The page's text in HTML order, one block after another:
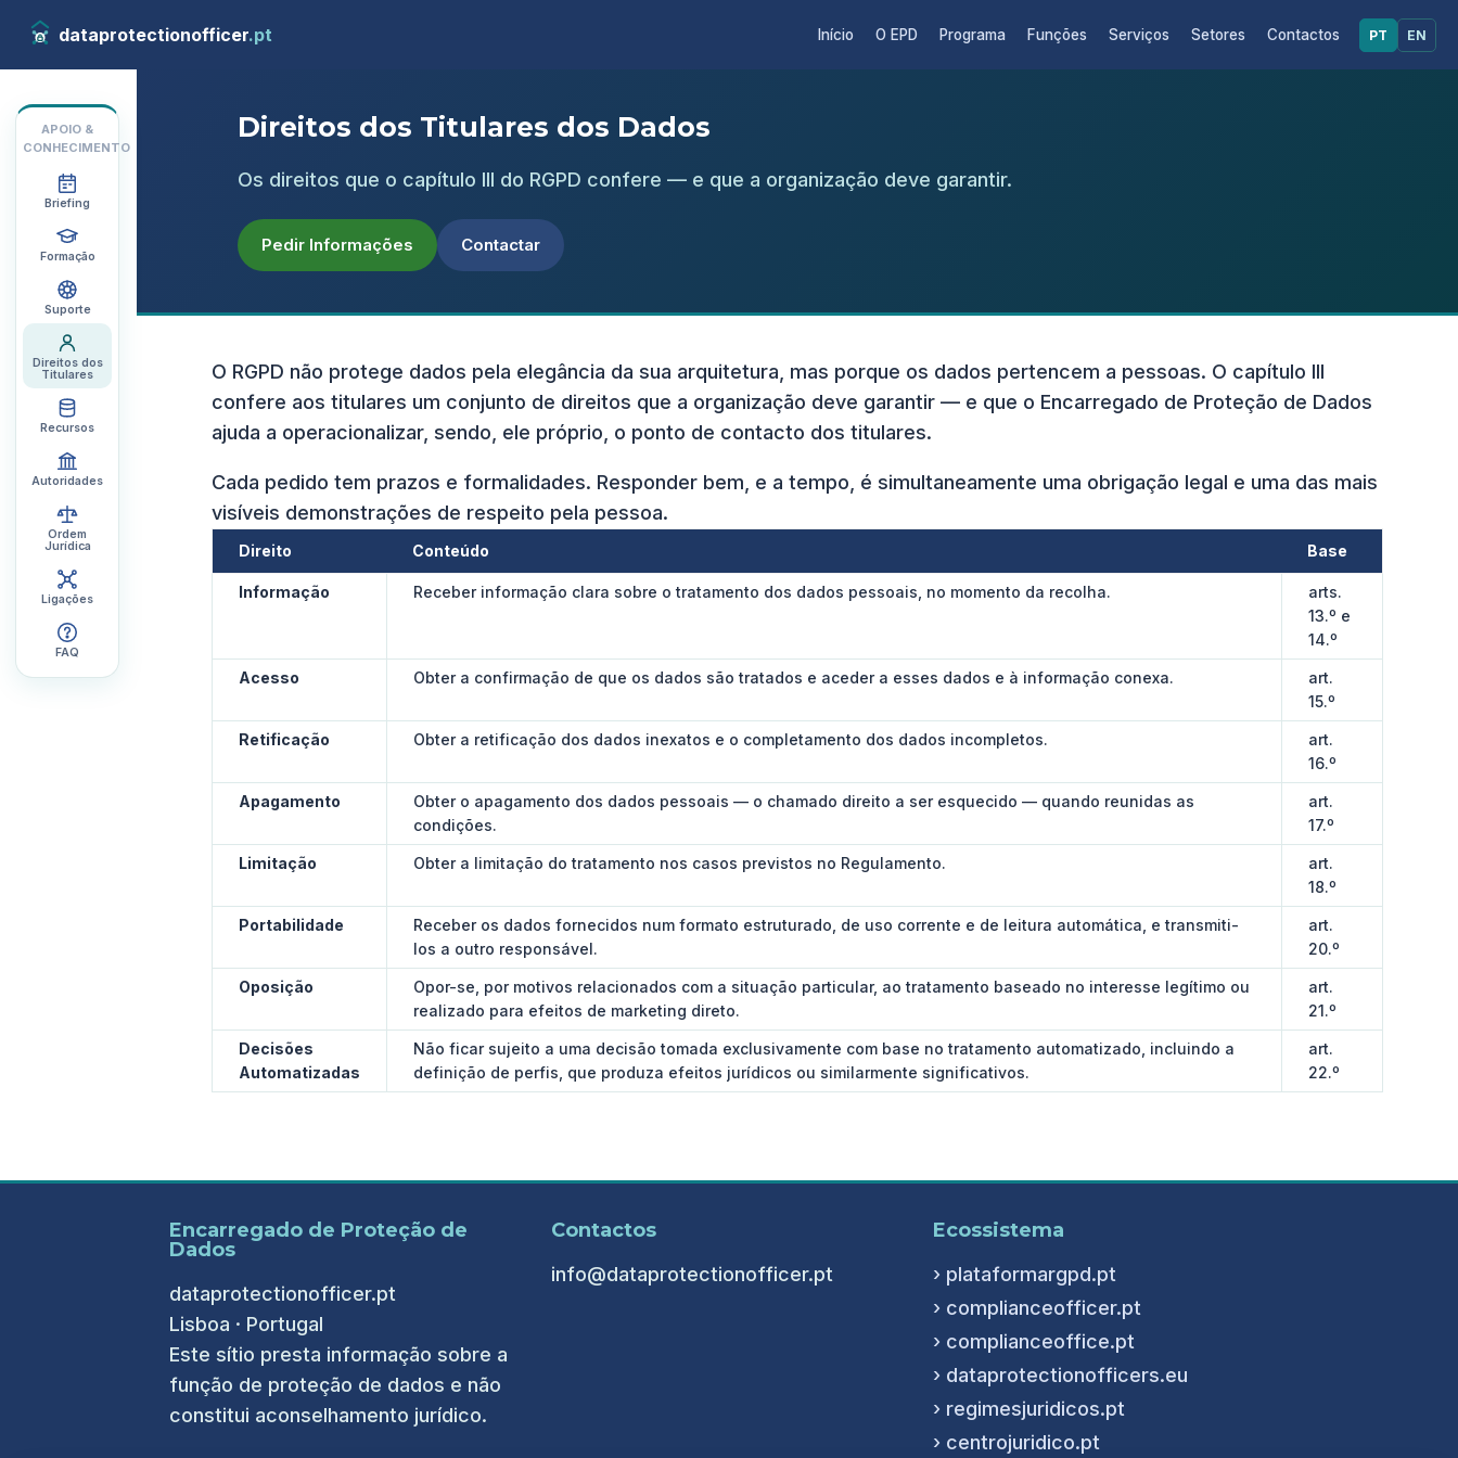
dataprotectionofficer.pt Início O EPD Programa Funções Serviços Setores Contactos PT EN
APOIO &
CONHECIMENTO
Briefing
Formação
Suporte
Direitos dos
Titulares
Recursos
Autoridades
Ordem
Jurídica
Ligações
FAQ
Direitos dos Titulares dos Dados
Os direitos que o capítulo III do RGPD confere — e que a organização deve garantir.
Pedir Informações Contactar
O RGPD não protege dados pela elegância da sua arquitetura, mas porque os dados pertencem a pessoas. O capítulo III
confere aos titulares um conjunto de direitos que a organização deve garantir — e que o Encarregado de Proteção de Dados
ajuda a operacionalizar, sendo, ele próprio, o ponto de contacto dos titulares.
Cada pedido tem prazos e formalidades. Responder bem, e a tempo, é simultaneamente uma obrigação legal e uma das mais
visíveis demonstrações de respeito pela pessoa.
Direito Conteúdo Base
Informação Receber informação clara sobre o tratamento dos dados pessoais, no momento da recolha.
arts.
13.º e
14.º
Acesso Obter a confirmação de que os dados são tratados e aceder a esses dados e à informação conexa.
art.
15.º
Retificação Obter a retificação dos dados inexatos e o completamento dos dados incompletos.
art.
16.º
Apagamento
Obter o apagamento dos dados pessoais — o chamado direito a ser esquecido — quando reunidas as
condições.
art.
17.º
Limitação Obter a limitação do tratamento nos casos previstos no Regulamento.
art.
18.º
Portabilidade
Receber os dados fornecidos num formato estruturado, de uso corrente e de leitura automática, e transmiti-
los a outro responsável.
art.
20.º
Oposição
Opor-se, por motivos relacionados com a situação particular, ao tratamento baseado no interesse legítimo ou
realizado para efeitos de marketing direto.
art.
21.º
Decisões
Automatizadas
Não ficar sujeito a uma decisão tomada exclusivamente com base no tratamento automatizado, incluindo a
definição de perfis, que produza efeitos jurídicos ou similarmente significativos.
art.
22.º
Encarregado de Proteção de
Dados
dataprotectionofficer.pt
Lisboa · Portugal
Este sítio presta informação sobre a
função de proteção de dados e não
constitui aconselhamento jurídico.
Contactos
info@dataprotectionofficer.pt
Ecossistema
› plataformargpd.pt
› complianceofficer.pt
› complianceoffice.pt
› dataprotectionofficers.eu
› regimesjuridicos.pt
› centrojuridico.pt